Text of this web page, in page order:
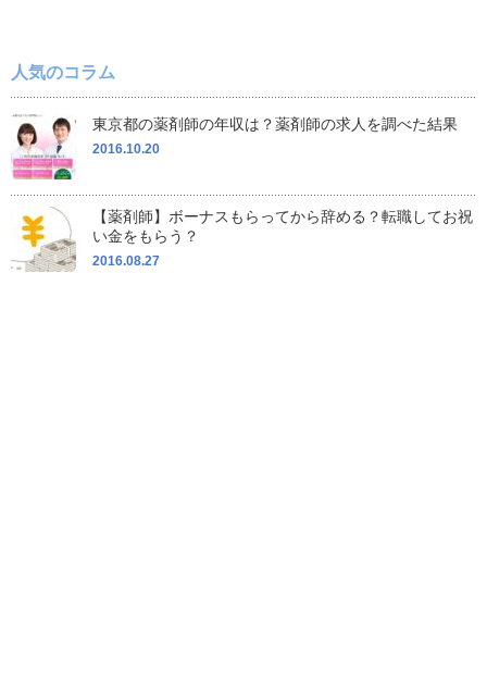
人気のコラム
東京都の薬剤師の年収は？薬剤師の求人を調べた結果
2016.10.20
【薬剤師】ボーナスもらってから辞める？転職してお祝
い金をもらう？
2016.08.27